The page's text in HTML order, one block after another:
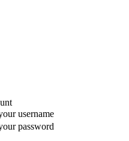
username
password